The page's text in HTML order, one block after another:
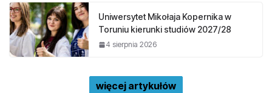
Uniwersytet Mikołaja Kopernika w
Toruniu kierunki studiów 2027/28
4 sierpnia 2026
więcej artykułów